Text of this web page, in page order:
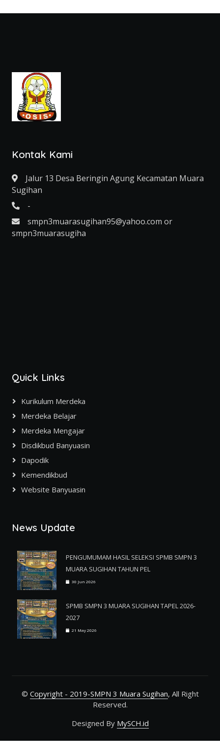
Kontak Kami
Jalur 13 Desa Beringin Agung Kecamatan Muara
Sugihan
-
smpn3muarasugihan95@yahoo.com or
smpn3muarasugiha
Quick Links
Kurikulum Merdeka
Merdeka Belajar
Merdeka Mengajar
Disdikbud Banyuasin
Dapodik
Kemendikbud
Website Banyuasin
News Update
PENGUMUMAM HASIL SELEKSI SPMB SMPN 3
MUARA SUGIHAN TAHUN PEL
30 Jun 2026
SPMB SMPN 3 MUARA SUGIHAN TAPEL 2026-
2027
21 May 2026
© Copyright - 2019-SMPN 3 Muara Sugihan, All Right
Reserved.
Designed By MySCH.id